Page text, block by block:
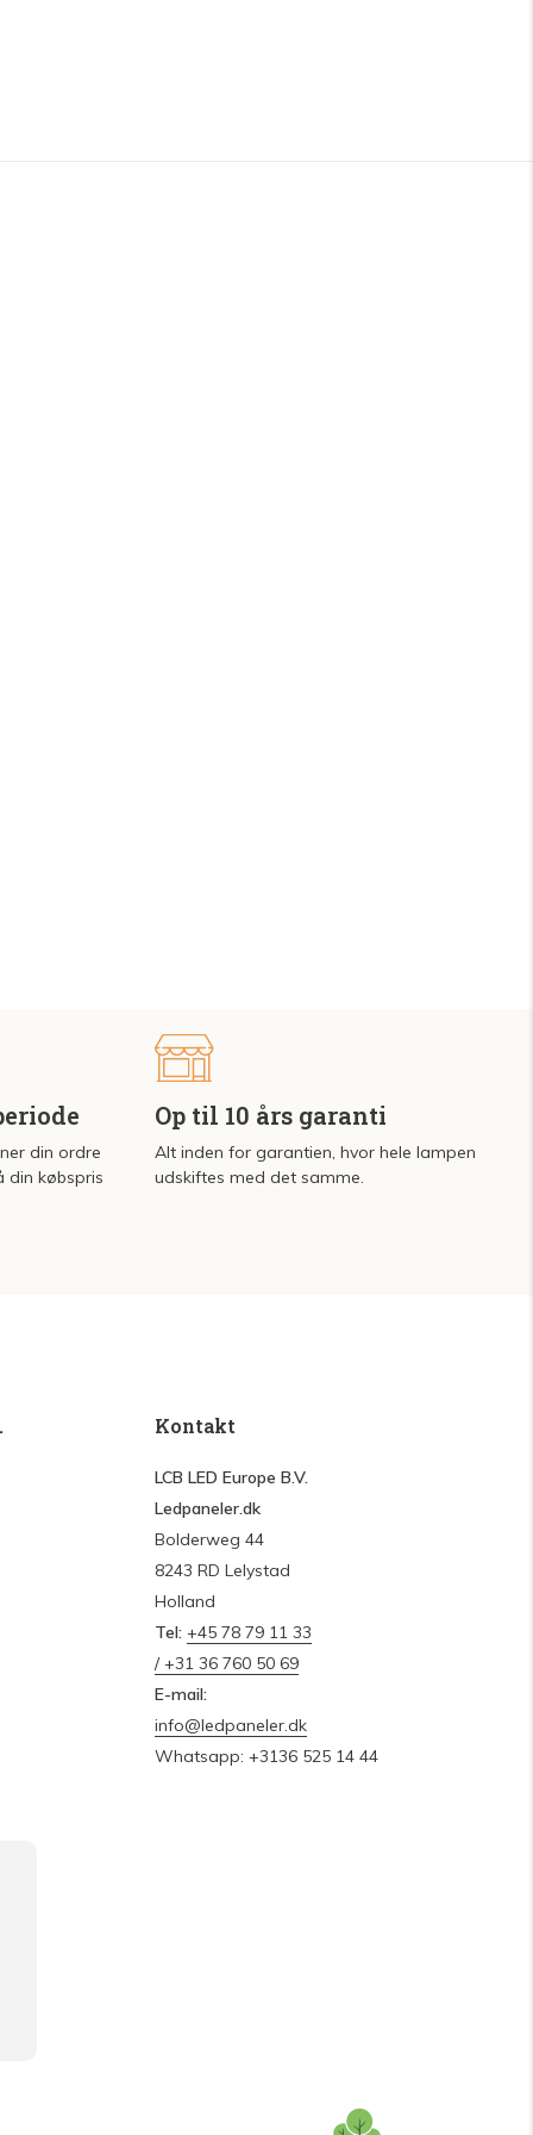
din ordre
din købspris
Op til 10 års garanti
Alt inden for garantien, hvor hele lampen
udskiftes med det samme.
Kontakt
LCB LED Europe B.V.
Ledpaneler.dk
Bolderweg 44
8243 RD Lelystad
Holland
Tel: +45 78 79 11 33
/ +31 36 760 50 69
E-mail:
info@ledpaneler.dk
Whatsapp: +3136 525 14 44